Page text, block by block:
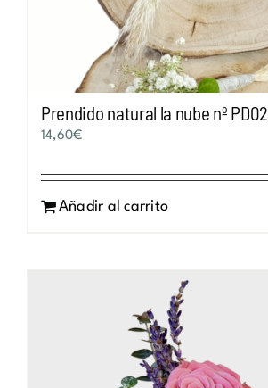
Prendido natural la nube nº PD02
14,60€
Añadir al carrito